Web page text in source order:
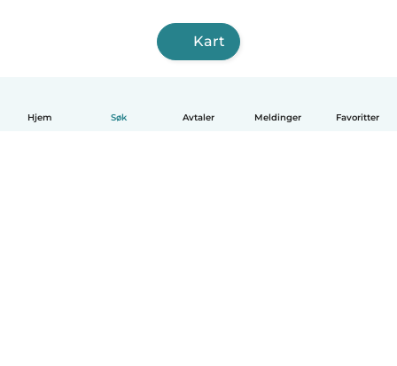
Hjem Søk Avtaler Meldinger Favoritter
Kart